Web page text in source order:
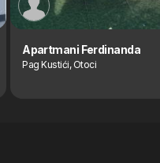
Apartmani Ferdinanda
Pag Kustići, Otoci